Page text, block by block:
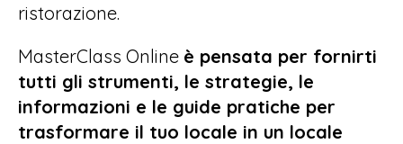
ristorazione.
MasterClass Online è pensata per fornirti
tutti gli strumenti, le strategie, le
informazioni e le guide pratiche per
trasformare il tuo locale in un locale